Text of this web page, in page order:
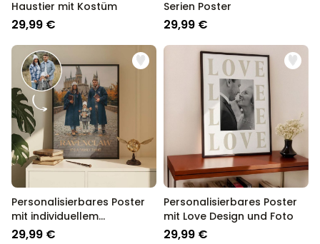
Haustier mit Kostüm
29,99 €
Serien Poster
29,99 €
Personalisierbares Poster
mit individuellem
Zauberdesign
29,99 €
Personalisierbares Poster
mit Love Design und Foto
29,99 €